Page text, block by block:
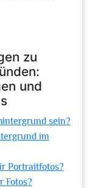
zu
und
sein?
im
Portraitfotos?
Fotos?